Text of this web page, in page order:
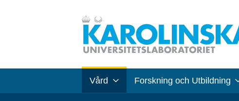
Vård Forskning och Utbildning